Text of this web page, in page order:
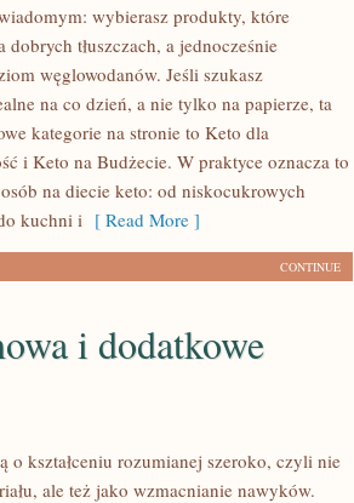
wybierasz produkty, które
tłuszczach, a jednocześnie
węglowodanów. Jeśli szukasz
na co dzień, a nie tylko na papierze, ta
kategorie na stronie to Keto dla
i Keto na Budżecie. W praktyce oznacza to
na diecie keto: od niskocukrowych
kuchni i [ Read More ]
CONTINUE
i dodatkowe
o kształceniu rozumianej szeroko, czyli nie
ale też jako wzmacnianie nawyków.